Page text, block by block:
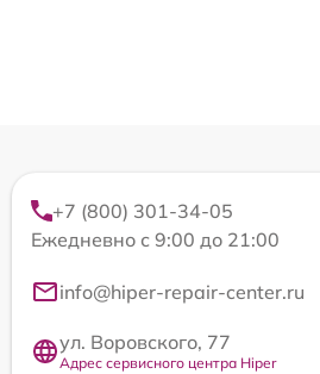
+7 (800) 301-34-05
Ежедневно с 9:00 до 21:00
info@hiper-repair-center.ru
ул. Воровского, 77
Адрес сервисного центра Hiper